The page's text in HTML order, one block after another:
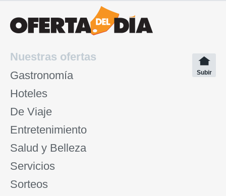
Nuestras ofertas
Gastronomía
Hoteles
De Viaje
Entretenimiento
Salud y Belleza
Servicios
Sorteos
Subir